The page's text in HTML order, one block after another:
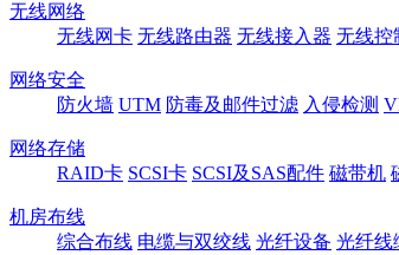
无线网络
无线网卡 无线路由器 无线接入器 无线控
网络安全
防火墙 UTM 防毒及邮件过滤 入侵检测
网络存储
RAID卡 SCSI卡 SCSI及SAS配件 磁带机
机房布线
综合布线 电缆与双绞线 光纤设备 光纤线